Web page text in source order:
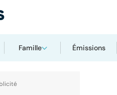
Famille Émissions